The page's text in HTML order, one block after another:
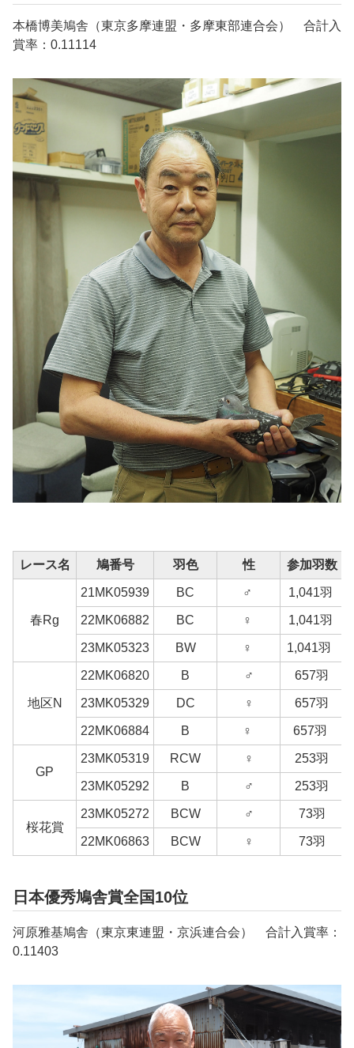
本橋博美鳩舎（東京多摩連盟・多摩東部連合会） 合計入
賞率：0.11114
レース名 鳩番号 羽色 性 参加羽数
春Rg
21MK05939 BC ♂ 1,041羽
22MK06882 BC ♀ 1,041羽
23MK05323 BW ♀ 1,041羽
地区N
22MK06820 B ♂ 657羽
23MK05329 DC ♀ 657羽
22MK06884 B ♀ 657羽
GP
23MK05319 RCW ♀ 253羽
23MK05292 B ♂ 253羽
桜花賞
23MK05272 BCW ♂ 73羽
22MK06863 BCW ♀ 73羽
日本優秀鳩舎賞全国10位
河原雅基鳩舎（東京東連盟・京浜連合会） 合計入賞率：
0.11403